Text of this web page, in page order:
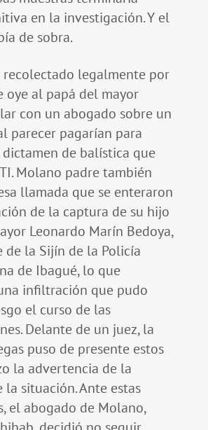
en la investigación. Y el
de sobra.
recolectado legalmente por
oye al papá del mayor
con un abogado sobre un
parecer pagarían para
de balística que
Molano padre también
llamada que se enteraron
de la captura de su hijo
Leonardo Marín Bedoya,
de la Sijín de la Policía
de Ibagué, lo que
infiltración que pudo
el curso de las
Delante de un juez, la
puso de presente estos
la advertencia de la
la situación. Ante estas
el abogado de Molano,